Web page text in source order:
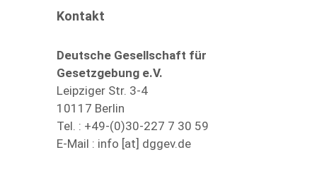
Kontakt
Deutsche Gesellschaft für
Gesetzgebung e.V.
Leipziger Str. 3-4
10117 Berlin
Tel. : +49-(0)30-227 7 30 59
E-Mail : info [at] dggev.de